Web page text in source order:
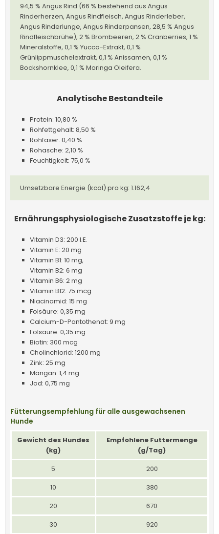
94,5 % Angus Rind (66 % bestehend aus Angus
Rinderherzen, Angus Rindfleisch, Angus Rinderleber,
Angus Rinderlunge, Angus Rinderpansen, 28,5 % Angus
Rindfleischbrühe), 2 % Brombeeren, 2 % Cranberries, 1 %
Mineralstoffe, 0,1 % Yucca-Extrakt, 0,1 %
Grünlippmuschelextrakt, 0,1 % Anissamen, 0,1 %
Bockshornklee, 0,1 % Moringa Oleifera.
Analytische Bestandteile
Protein: 10,80 %
Rohfettgehalt: 8,50 %
Rohfaser: 0,40 %
Rohasche: 2,10 %
Feuchtigkeit: 75,0 %
Umsetzbare Energie (kcal) pro kg: 1.162,4
Ernährungsphysiologische Zusatzstoffe je kg:
Vitamin D3: 200 I.E.
Vitamin E: 20 mg
Vitamin B1: 10 mg,
Vitamin B2: 6 mg
Vitamin B6: 2 mg
Vitamin B12: 75 mcg
Niacinamid: 15 mg
Folsäure: 0,35 mg
Calcium-D-Pantothenat: 9 mg
Folsäure: 0,35 mg
Biotin: 300 mcg
Cholinchlorid: 1200 mg
Zink: 25 mg
Mangan: 1,4 mg
Jod: 0,75 mg
Fütterungsempfehlung für alle ausgewachsenen
Hunde
Gewicht des Hundes
(kg)
Empfohlene Futtermenge
(g/Tag)
5
200
10
380
20
670
30
920